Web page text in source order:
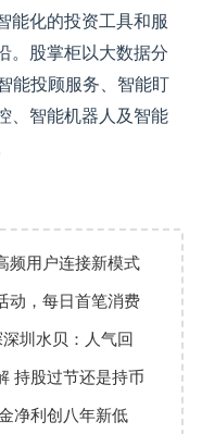
能化的投资工具和服
。股掌柜以大数据分
能投顾服务、智能盯
、智能机器人及智能
频用户连接新模式
动，每日首笔消费
圳水贝：人气回
持股过节还是持币
净利创八年新低